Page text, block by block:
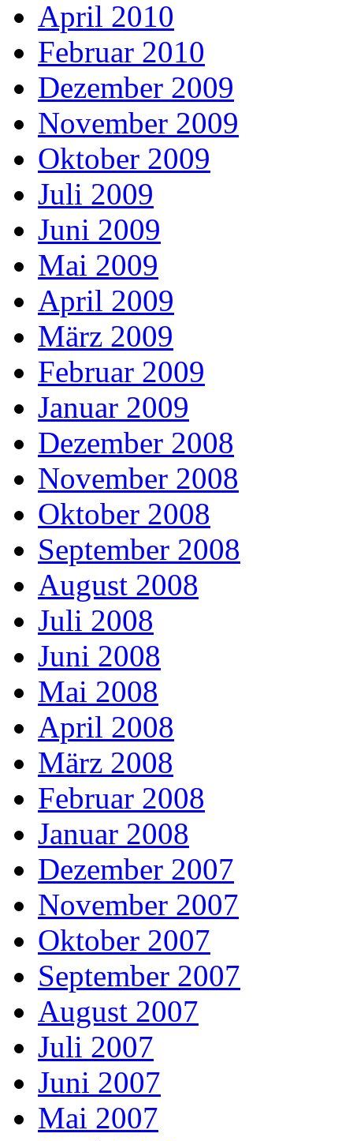
April 2010
Februar 2010
Dezember 2009
November 2009
Oktober 2009
Juli 2009
Juni 2009
Mai 2009
April 2009
März 2009
Februar 2009
Januar 2009
Dezember 2008
November 2008
Oktober 2008
September 2008
August 2008
Juli 2008
Juni 2008
Mai 2008
April 2008
März 2008
Februar 2008
Januar 2008
Dezember 2007
November 2007
Oktober 2007
September 2007
August 2007
Juli 2007
Juni 2007
Mai 2007